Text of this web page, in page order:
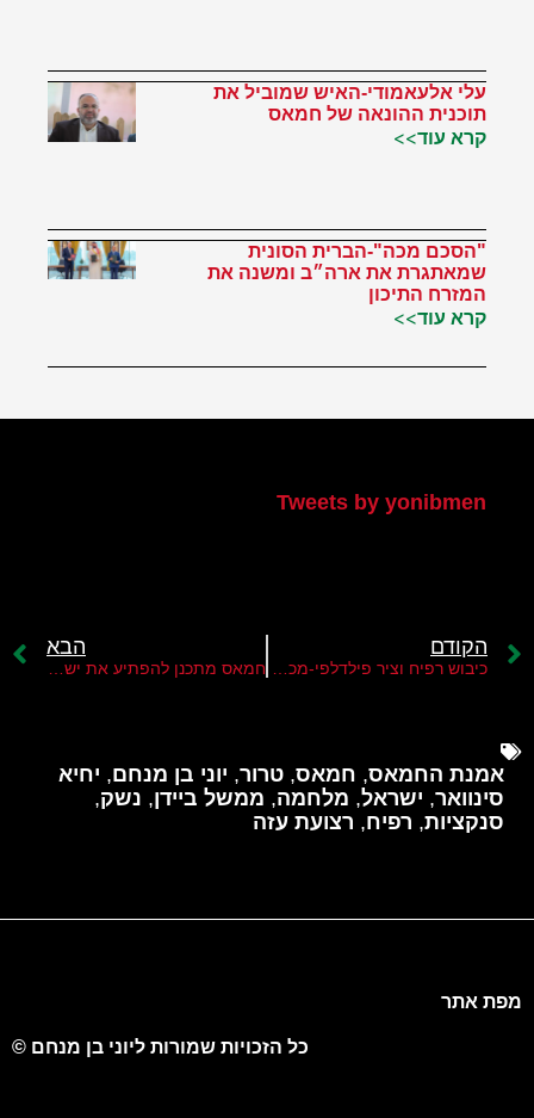
עלי אלעאמודי-האיש שמוביל את
תוכנית ההונאה של חמאס
קרא עוד>>
"הסכם מכה"-הברית הסונית
שמאתגרת את ארה״ב ומשנה את
המזרח התיכון
קרא עוד>>
Tweets by yonibmen
הקודם
כיבוש רפיח וציר פילדלפי-מכה קשה ליחיא סינוואר
הבא
חמאס מתכנן להפתיע את ישראל במעשי טבח נוספים ביהודה ושומרון
אמנת החמאס, חמאס, טרור, יוני בן מנחם, יחיא
סינוואר, ישראל, מלחמה, ממשל ביידן, נשק,
סנקציות, רפיח, רצועת עזה
מפת אתר
כל הזכויות שמורות ליוני בן מנחם ©